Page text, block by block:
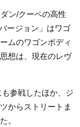
ン/クーペの高性
ージョン」はワゴ
ムのワゴンボディ
想は、現在のレヴ
参戦したほか、ジ
からストリートま
。